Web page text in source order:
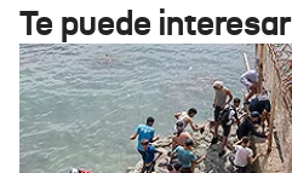
Te puede interesar